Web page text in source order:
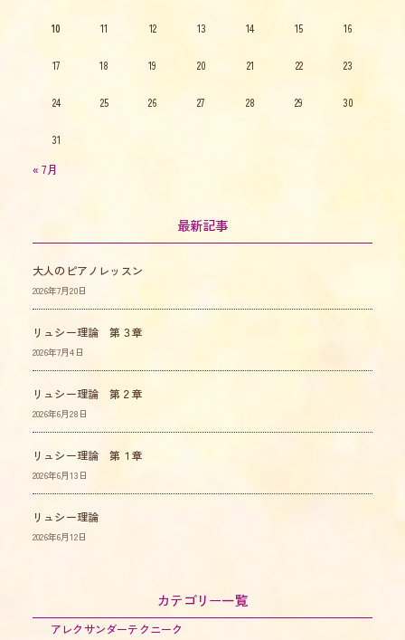
10 11 12 13 14 15 16
17 18 19 20 21 22 23
24 25 26 27 28 29 30
31
« 7月
最新記事
大人のピアノレッスン
2026年7月20日
リュシー理論 第３章
2026年7月4日
リュシー理論 第２章
2026年6月28日
リュシー理論 第１章
2026年6月13日
リュシー理論
2026年6月12日
カテゴリー一覧
アレクサンダーテクニーク